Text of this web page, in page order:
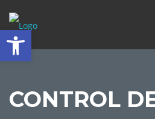
CONTROL
Abrir barra de herramientas